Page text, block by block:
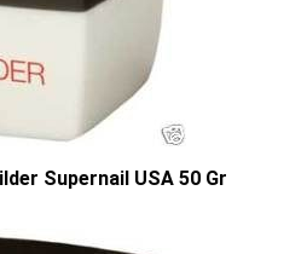
Supernail USA 50 Gr